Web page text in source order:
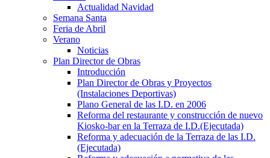
Actualidad Navidad
Semana Santa
Feria de Abril
Verano
Noticias
Plan Director de Obras
Introducción
Plan Director de Obras y Proyectos
(Instalaciones Deportivas)
Plano General de las I.D. en 2006
Reforma del restaurante y construcción de nuevo
Kiosko-bar en la Terraza de I.D.(Ejecutada)
Reforma y adecuación de la Terraza de las I.D.
(Ejecutada)